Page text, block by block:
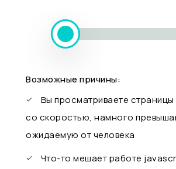
Возможные причины:
Вы просматриваете страницы
со скоростью, намного
ожидаемую от человека
Что-то мешает работе